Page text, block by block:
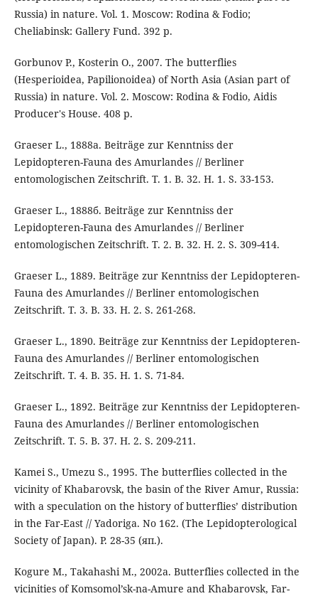
Russia) in nature. Vol. 1. Moscow: Rodina & Fodio;
Cheliabinsk: Gallery Fund. 392 p.
Gorbunov P., Kosterin O., 2007. The butterflies
(Hesperioidea, Papilionoidea) of North Asia (Asian part of
Russia) in nature. Vol. 2. Moscow: Rodina & Fodio, Aidis
Producer's House. 408 p.
Graeser L., 1888а. Beiträge zur Kenntniss der
Lepidopteren-Fauna des Amurlandes // Berliner
entomologischen Zeitschrift. T. 1. B. 32. H. 1. S. 33-153.
Graeser L., 1888б. Beiträge zur Kenntniss der
Lepidopteren-Fauna des Amurlandes // Berliner
entomologischen Zeitschrift. T. 2. B. 32. H. 2. S. 309-414.
Graeser L., 1889. Beiträge zur Kenntniss der Lepidopteren-
Fauna des Amurlandes // Berliner entomologischen
Zeitschrift. T. 3. B. 33. H. 2. S. 261-268.
Graeser L., 1890. Beiträge zur Kenntniss der Lepidopteren-
Fauna des Amurlandes // Berliner entomologischen
Zeitschrift. T. 4. B. 35. H. 1. S. 71-84.
Graeser L., 1892. Beiträge zur Kenntniss der Lepidopteren-
Fauna des Amurlandes // Berliner entomologischen
Zeitschrift. T. 5. B. 37. H. 2. S. 209-211.
Kamei S., Umezu S., 1995. The butterflies collected in the
vicinity of Khabarovsk, the basin of the River Amur, Russia:
with a speculation on the history of butterflies’ distribution
in the Far-East // Yadoriga. No 162. (The Lepidopterological
Society of Japan). P. 28-35 (яп.).
Kogure M., Takahashi M., 2002а. Butterflies collected in the
vicinities of Komsomol’sk-na-Amure and Khabarovsk, Far-